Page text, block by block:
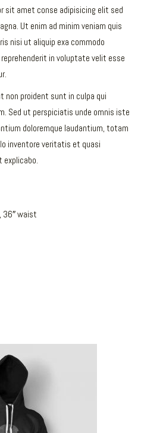
sit amet conse adipisicing elit sed
Ut enim ad minim veniam quis
nisi ut aliquip exa commodo
in voluptate velit esse
proident sunt in culpa qui
Sed ut perspiciatis unde omnis iste
doloremque laudantium, totam
inventore veritatis et quasi
36″ waist